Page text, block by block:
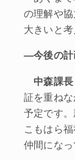
の理解や
大きいと考
―今後の計
中森課長
証を重ねな
予定です。
こもはら
仲間になっ